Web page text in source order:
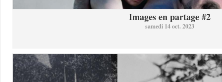
Images en partage #2
samedi 14 oct. 2023